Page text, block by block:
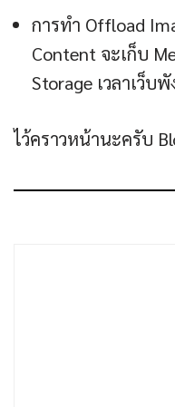
การทำ Offload
Content จะเก็บ
Storage เวลาเว็บ
ไว้คราวหน้านะครับ